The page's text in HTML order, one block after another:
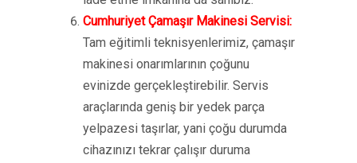
Cumhuriyet Çamaşır Makinesi Servisi:
Tam eğitimli teknisyenlerimiz, çamaşır
makinesi onarımlarının çoğunu
evinizde gerçekleştirebilir. Servis
araçlarında geniş bir yedek parça
yelpazesi taşırlar, yani çoğu durumda
cihazınızı tekrar çalışır duruma